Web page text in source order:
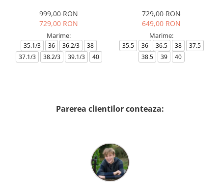
999,00 RON
729,00 RON
Marime:
35.1/3 36 36.2/3
38
37.1/3
38.2/3 39.1/3 40
729,00 RON
649,00 RON
Marime:
35.5 36 36.5 38
37.5
38.5
39 40
Parerea clientilor conteaza: